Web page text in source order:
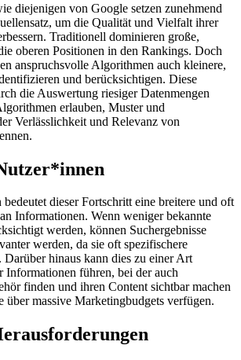
diejenigen von Google setzen zunehmend
um die Qualität und Vielfalt ihrer
Traditionell dominieren große,
oberen Positionen in den Rankings. Doch
anspruchsvolle Algorithmen auch kleinere,
und berücksichtigen. Diese
die Auswertung riesiger Datenmengen
erlauben, Muster und
Verlässlichkeit und Relevanz von
dieser Fortschritt eine breitere und oft
Informationen. Wenn weniger bekannte
werden, können Suchergebnisse
werden, da sie oft spezifischere
hinaus kann dies zu einer Art
Informationen führen, bei der auch
finden und ihren Content sichtbar machen
über massive Marketingbudgets verfügen.